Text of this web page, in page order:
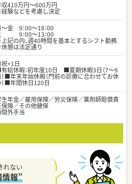
収410万円～600万円
験などを考慮し決定
～金 9：00～18：00
9：00～13：00
記の内、週40時間を基本とするシフト勤務
憩は法定通り
祝+1日
給休暇：初年度10日 ■夏期休暇3日（7～9
）■年末年始休暇（門前の診療に合わせてお休
）■年間休日120日
生年金／雇用保険／労災保険／薬剤師賠償責
保険／その他健保
間外手当
れない
情報”